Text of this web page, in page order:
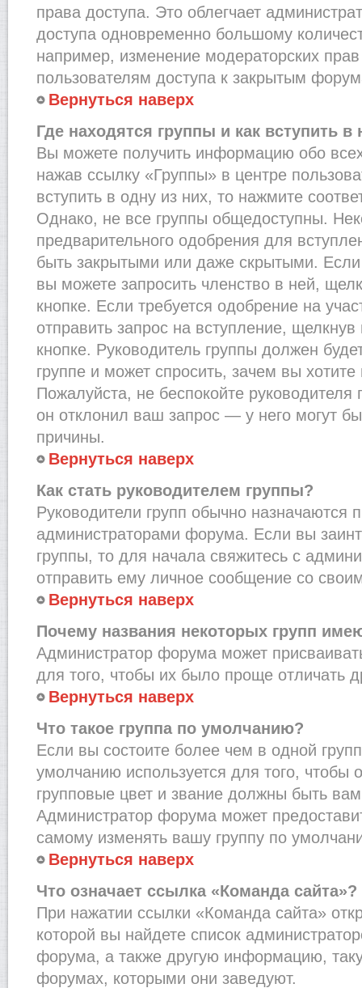
права доступа. Это облегчает
доступа одновременно большому
например, изменение модераторских
пользователям доступа к закрытым
Вернуться наверх
Где находятся группы и как вступить в
Вы можете получить информацию обо
нажав ссылку «Группы» в центре
вступить в одну из них, то нажмите
Однако, не все группы общедоступны.
предварительного одобрения для
быть закрытыми или даже скрытыми. Если
вы можете запросить членство в ней,
кнопке. Если требуется одобрение на
отправить запрос на вступление,
кнопке. Руководитель группы должен
группе и может спросить, зачем вы хотите
Пожалуйста, не беспокойте
он отклонил ваш запрос — у него могут
причины.
Вернуться наверх
Как стать руководителем группы?
Руководители групп обычно назначаются
администраторами форума. Если вы
группы, то для начала свяжитесь с
отправить ему личное сообщение со
Вернуться наверх
Почему названия некоторых групп
Администратор форума может
для того, чтобы их было проще отличать
Вернуться наверх
Что такое группа по умолчанию?
Если вы состоите более чем в одной
умолчанию используется для того, чтобы
групповые цвет и звание должны быть
Администратор форума может
самому изменять вашу группу по
Вернуться наверх
Что означает ссылка «Команда сайта»?
При нажатии ссылки «Команда сайта»
которой вы найдете список
форума, а также другую информацию,
форумах, которыми они заведуют.